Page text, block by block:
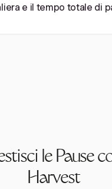
e il tempo totale di
le Pause
Harvest